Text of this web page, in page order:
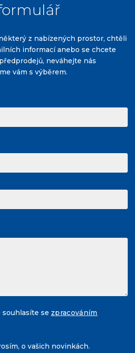
z nabízených prostor, chtěli
informací anebo se chcete
neváhejte nás
vám s výběrem.
se zpracováním
o vašich novinkách.